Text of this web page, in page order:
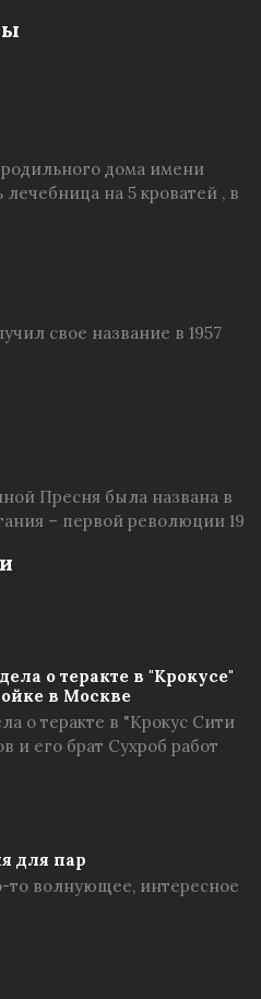
дома имени
лечебница на 5 кроватей , в
свое название в 1957
Пресня была названа в
– первой революции 19
о теракте в "Крокусе"
в Москве
о теракте в "Крокус Сити
и его брат Сухроб работ
для пар
то волнующее, интересное